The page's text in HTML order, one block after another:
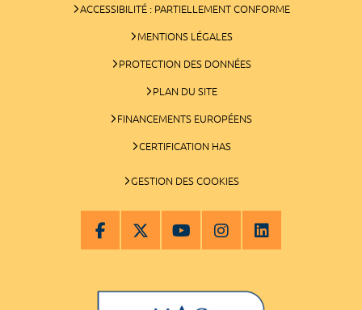
ACCESSIBILITÉ : PARTIELLEMENT CONFORME
MENTIONS LÉGALES
PROTECTION DES DONNÉES
PLAN DU SITE
FINANCEMENTS EUROPÉENS
CERTIFICATION HAS
GESTION DES COOKIES